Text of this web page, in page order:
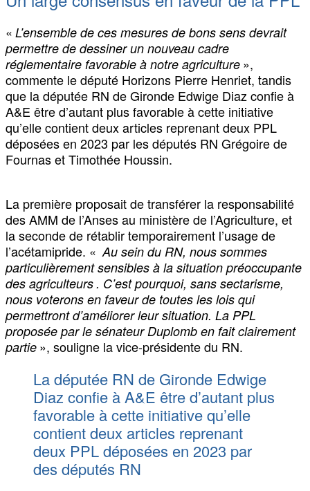
« L’ensemble de ces mesures de bons sens devrait
permettre de dessiner un nouveau cadre
réglementaire favorable à notre agriculture »,
commente le député Horizons Pierre Henriet, tandis
que la députée RN de Gironde Edwige Diaz confie à
A&E être d’autant plus favorable à cette initiative
qu’elle contient deux articles reprenant deux PPL
déposées en 2023 par les députés RN Grégoire de
Fournas et Timothée Houssin.
La première proposait de transférer la responsabilité
des AMM de l’Anses au ministère de l’Agriculture, et
la seconde de rétablir temporairement l’usage de
l’acétamipride. «Au sein du RN, nous sommes
particulièrement sensibles à la situation préoccupante
des agriculteurs . C’est pourquoi, sans sectarisme,
nous voterons en faveur de toutes les lois qui
permettront d’améliorer leur situation. La PPL
proposée par le sénateur Duplomb en fait clairement
partie », souligne la vice-présidente du RN.
La députée RN de Gironde Edwige
Diaz confie à A&E être d’autant plus
favorable à cette initiative qu’elle
contient deux articles reprenant
deux PPL déposées en 2023 par
des députés RN